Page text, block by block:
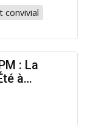
convivial
: La
à